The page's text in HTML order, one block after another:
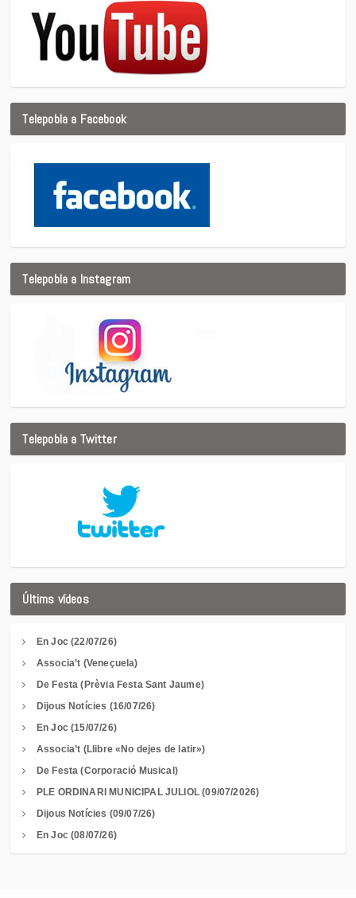
Telepobla a Facebook
Telepobla a Instagram
Telepobla a Twitter
Últims vídeos
En Joc (22/07/26)
Associa’t (Veneçuela)
De Festa (Prèvia Festa Sant Jaume)
Dijous Notícies (16/07/26)
En Joc (15/07/26)
Associa’t (Llibre «No dejes de latir»)
De Festa (Corporació Musical)
PLE ORDINARI MUNICIPAL JULIOL (09/07/2026)
Dijous Notícies (09/07/26)
En Joc (08/07/26)